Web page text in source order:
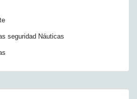
seguridad Náuticas